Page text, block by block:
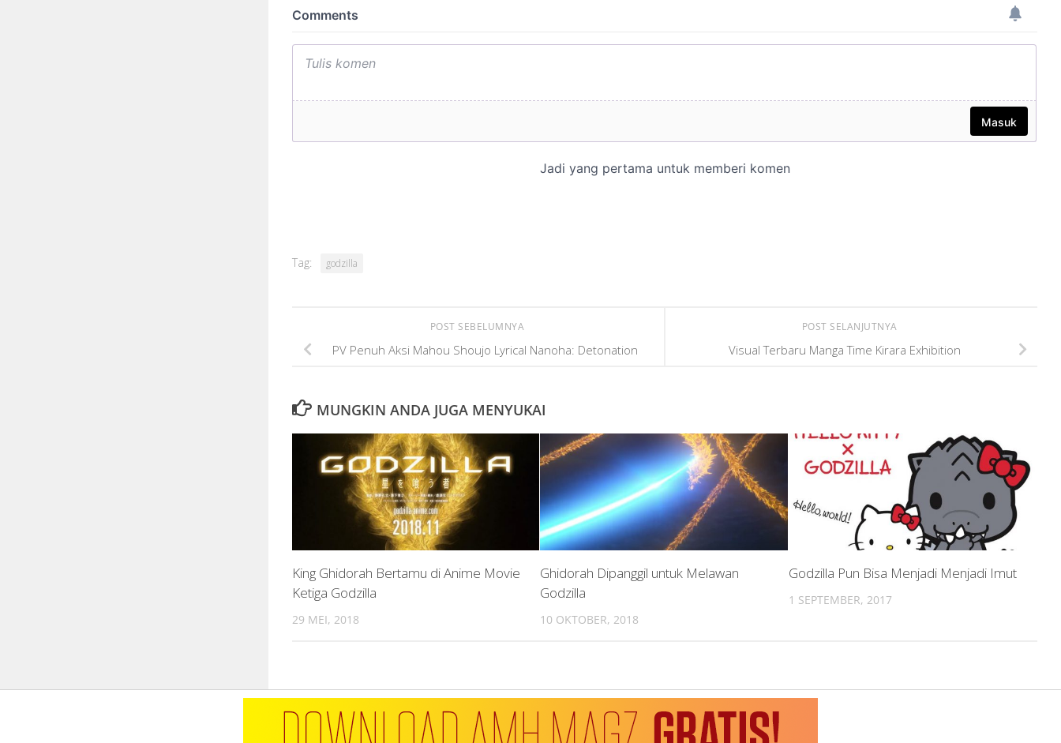
Tag: godzilla
POST SELANJUTNYA
Visual Terbaru Manga Time Kirara Exhibition
POST SEBELUMNYA
PV Penuh Aksi Mahou Shoujo Lyrical Nanoha: Detonation
MUNGKIN ANDA JUGA MENYUKAI
King Ghidorah Bertamu di Anime Movie
Ketiga Godzilla
29 MEI, 2018
Ghidorah Dipanggil untuk Melawan
Godzilla
10 OKTOBER, 2018
Godzilla Pun Bisa Menjadi Menjadi Imut
1 SEPTEMBER, 2017